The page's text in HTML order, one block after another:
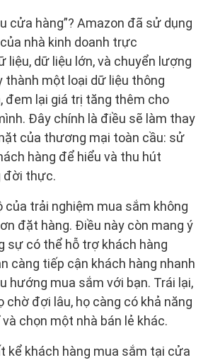
cửa hàng”? Amazon đã sử dụng
nhà kinh doanh trực
liệu, dữ liệu lớn, và chuyển lượng
thành một loại dữ liệu thông
đem lại giá trị tăng thêm cho
Đây chính là điều sẽ làm thay
của thương mại toàn cầu: sử
hàng để hiểu và thu hút
đời thực.
trải nghiệm mua sắm không
đặt hàng. Điều này còn mang ý
sự có thể hỗ trợ khách hàng
càng tiếp cận khách hàng nhanh
hướng mua sắm với bạn. Trái lại,
chờ đợi lâu, họ càng có khả năng
chọn một nhà bán lẻ khác.
kể khách hàng mua sắm tại cửa